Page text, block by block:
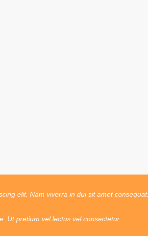
elit. Nam viverra in dui sit amet consequat.
Ut pretium vel lectus vel consectetur.